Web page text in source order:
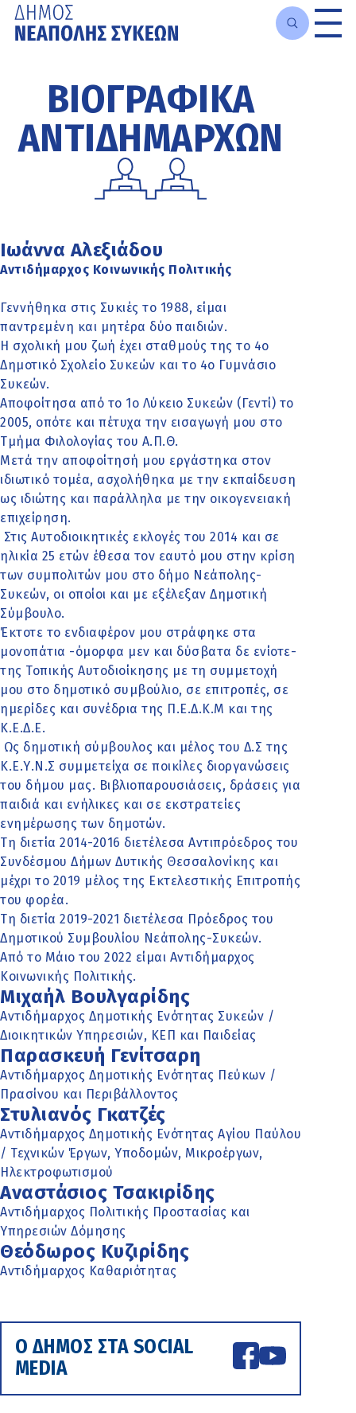
κυρίως
περιεχόμενο
ΒΙΟΓΡΑΦΙΚΆ
ΑΝΤΙΔΗΜΆΡΧΩΝ
Ιωάννα Αλεξιάδου
Αντιδήμαρχος Κοινωνικής Πολιτικής
Γεννήθηκα στις Συκιές το 1988, είμαι
παντρεμένη και μητέρα δύο παιδιών.
Η σχολική μου ζωή έχει σταθμούς της το 4ο
Δημοτικό Σχολείο Συκεών και το 4ο Γυμνάσιο
Συκεών.
Αποφοίτησα από το 1ο Λύκειο Συκεών (Γεντί) το
2005, οπότε και πέτυχα την εισαγωγή μου στο
Τμήμα Φιλολογίας του Α.Π.Θ.
Μετά την αποφοίτησή μου εργάστηκα στον
ιδιωτικό τομέα, ασχολήθηκα με την εκπαίδευση
ως ιδιώτης και παράλληλα με την οικογενειακή
επιχείρηση.
Στις Αυτοδιοικητικές εκλογές του 2014 και σε
ηλικία 25 ετών έθεσα τον εαυτό μου στην κρίση
των συμπολιτών μου στο δήμο Νεάπολης-
Συκεών, οι οποίοι και με εξέλεξαν Δημοτική
Σύμβουλο.
Έκτοτε το ενδιαφέρον μου στράφηκε στα
μονοπάτια -όμορφα μεν και δύσβατα δε ενίοτε-
της Τοπικής Αυτοδιοίκησης με τη συμμετοχή
μου στο δημοτικό συμβούλιο, σε επιτροπές, σε
ημερίδες και συνέδρια της Π.Ε.Δ.Κ.Μ και της
Κ.Ε.Δ.Ε.
Ως δημοτική σύμβουλος και μέλος του Δ.Σ της
Κ.Ε.Υ.Ν.Σ συμμετείχα σε ποικίλες διοργανώσεις
του δήμου μας. Βιβλιοπαρουσιάσεις, δράσεις για
παιδιά και ενήλικες και σε εκστρατείες
ενημέρωσης των δημοτών.
Τη διετία 2014-2016 διετέλεσα Αντιπρόεδρος του
Συνδέσμου Δήμων Δυτικής Θεσσαλονίκης και
μέχρι το 2019 μέλος της Εκτελεστικής Επιτροπής
του φορέα.
Τη διετία 2019-2021 διετέλεσα Πρόεδρος του
Δημοτικού Συμβουλίου Νεάπολης-Συκεών.
Από το Μάιο του 2022 είμαι Αντιδήμαρχος
Κοινωνικής Πολιτικής.
Μιχαήλ Βουλγαρίδης
Αντιδήμαρχος Δημοτικής Ενότητας Συκεών /
Διοικητικών Υπηρεσιών, ΚΕΠ και Παιδείας
Παρασκευή Γενίτσαρη
Αντιδήμαρχος Δημοτικής Ενότητας Πεύκων /
Πρασίνου και Περιβάλλοντος
Στυλιανός Γκατζές
Αντιδήμαρχος Δημοτικής Ενότητας Αγίου Παύλου
/ Τεχνικών Έργων, Υποδομών, Μικροέργων,
Ηλεκτροφωτισμού
Αναστάσιος Τσακιρίδης
Αντιδήμαρχος Πολιτικής Προστασίας και
Υπηρεσιών Δόμησης
Θεόδωρος Κυζιρίδης
Αντιδήμαρχος Καθαριότητας
Ο ΔΗΜΟΣ ΣΤΑ SOCIAL
MEDIA